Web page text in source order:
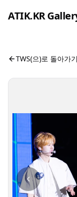
ATIK.KR
#YOUNGJAE
사진 뷰어입니다.
TWS(으)로 돌아가기